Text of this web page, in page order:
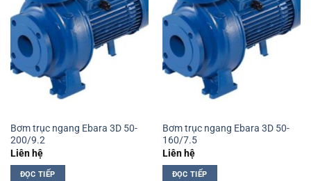
Bơm trục ngang Ebara 3D 50-
200/9.2
Liên hệ
ĐỌC TIẾP
Bơm trục ngang Ebara 3D 50-
160/7.5
Liên hệ
ĐỌC TIẾP